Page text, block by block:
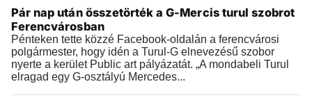
Pár nap után összetörték a G-Mercis turul szobrot
Ferencvárosban
Pénteken tette közzé Facebook-oldalán a ferencvárosi
polgármester, hogy idén a Turul-G elnevezésű szobor
nyerte a kerület Public art pályázatát. „A mondabeli Turul
elragad egy G-osztályú Mercedes...